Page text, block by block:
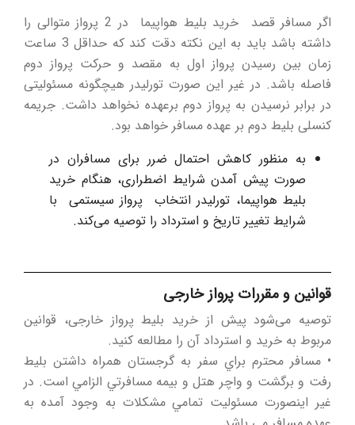
اگر مسافر قصد خرید بلیط هواپیما در 2 پرواز متوالی را
داشته باشد باید به این نکته دقت کند که حداقل 3 ساعت
زمان بین رسیدن پرواز اول به مقصد و حرکت پرواز دوم
فاصله باشد. در غیر این صورت تورلیدر هیچگونه مسئولیتی
در برابر نرسیدن به پرواز دوم برعهده نخواهد داشت. جریمه
کنسلی بلیط دوم بر عهده مسافر خواهد بود.
به منظور کاهش احتمال ضرر برای مسافران در
صورت پیش آمدن شرایط اضطراری، هنگام خرید
بلیط هواپیما، تورلیدر انتخاب پرواز سیستمی با
شرایط تغییر تاریخ و استرداد را توصیه می‌کند.
قوانین و مقررات پرواز خارجی
توصیه می‌شود پیش از خرید بلیط پرواز خارجی، قوانین
مربوط به خرید و استرداد آن را مطالعه کنید.
• مسافر محترم براي سفر به گرجستان همراه داشتن بلیط
رفت و برگشت و واچر هتل و بیمه مسافرتي الزامي است. در
غیر اینصورت مسئولیت تمامي مشکلات به وجود آمده به